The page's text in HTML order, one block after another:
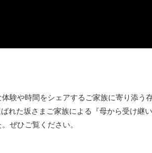
験や時間をシェアするご家族に寄り添う
れた坂さまご家族による『母から受け継
ぜひご覧ください。